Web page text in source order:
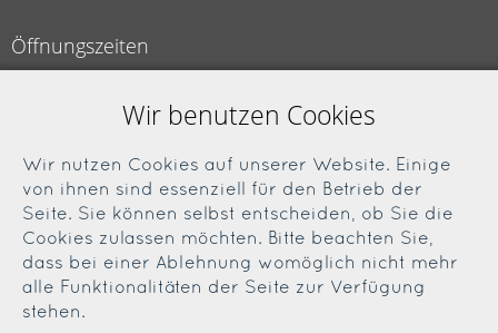
Öffnungszeiten
09.00 bis 18.00 Uhr
Samstag
09.00 bis 13.00 Uhr
Soziale Medien
Facebook
Wir benutzen Cookies
Wir nutzen Cookies auf unserer Website. Einige
von ihnen sind essenziell für den Betrieb der
Seite. Sie können selbst entscheiden, ob Sie die
Cookies zulassen möchten. Bitte beachten Sie,
dass bei einer Ablehnung womöglich nicht mehr
alle Funktionalitäten der Seite zur Verfügung
stehen.